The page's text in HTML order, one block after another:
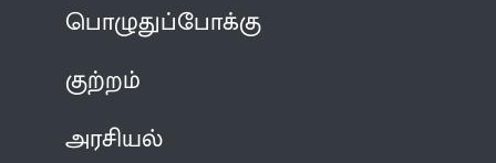
பொழுதுப்போக்கு
குற்றம்
அரசியல்